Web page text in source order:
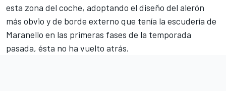
esta zona del coche, adoptando el diseño del alerón
más obvio y de borde externo que tenía la escudería de
Maranello en las primeras fases de la temporada
pasada, ésta no ha vuelto atrás.